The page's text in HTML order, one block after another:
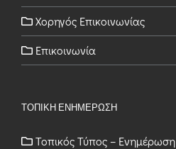
Χορηγός Επικοινωνίας
Επικοινωνία
ΤΟΠΙΚΗ ΕΝΗΜΕΡΩΣΗ
Τοπικός Τύπος – Ενημέρωση